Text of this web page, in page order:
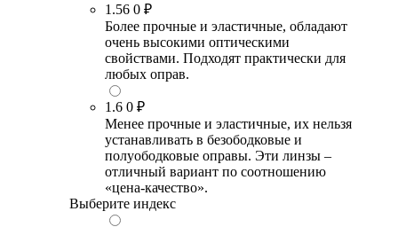
1.56 0 ₽
Более прочные и эластичные, обладают
очень высокими оптическими
свойствами. Подходят практически для
любых оправ.
1.6 0 ₽
Менее прочные и эластичные, их нельзя
устанавливать в безободковые и
полуободковые оправы. Эти линзы –
отличный вариант по соотношению
«цена-качество».
Выберите индекс